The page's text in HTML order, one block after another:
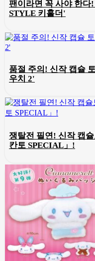
팬이라면 꼭 사야 한다
STYLE 키홀더'
품절 주의! 신작 캡슐
우치 2'
쟁탈전 필연! 신작 캡
칸토 SPECIAL」!